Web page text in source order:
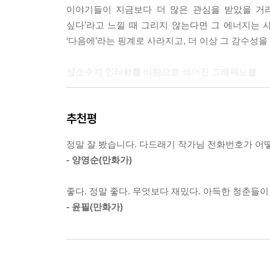
이야기들이 지금보다 더 많은 관심을 받았을 거
싶다’라고 느낄 때 그리지 않는다면 그 에너지는
‘다음에’라는 핑계로 사라지고, 더 이상 그 감수성
작가가 친구들을 소개하기 위해 나 홀로 준비해
존재이기도 했다. 작가는 실제 성소수자들을 만
하나의, 나아가 작가 자신도 포함되는 모두의 이
정시안, 장주원 … 우리 곁에 있을 청년들이 세상에
추천평
정말 잘 봤습니다. 다드래기 작가님 전화번호가 어
- 양영순(만화가)
좋다. 정말 좋다. 무엇보다 재밌다. 아득한 청춘들
- 윤필(만화가)